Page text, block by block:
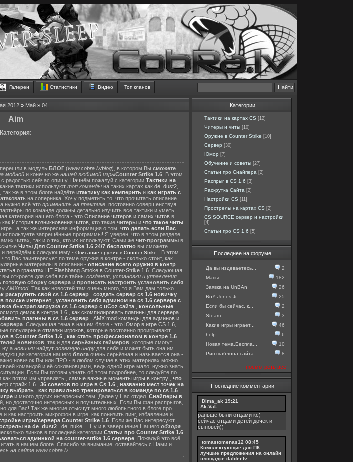
Галереи Статистики Видео Топ кланов
2012 » Май » 04
Aim
Категория:
перешли в модуль БЛОГ (www.cobra.lv/blog), в котором Вы сможете
модной и конечно же нашей любимой игрыCounter Strike 1.6! В этом
с радостью сейчас опишу. Начнём пожалуй с категории Тактики на
тактики используют топ командына таких картах как de_dust2,
, так же в этом блоге найдёте итактику как кемперитьи как играть с
на соперника. Хочу подметить то, что прочитать описание
нужно всё это применять на практике, постоянно совершенствуя
по команде должны детально изучить все тактики и уметь
категория нашего блога - это Описание читеров и самих читов в
как История возникновения читов , кто такие читеры и что такое читы
игре , а так же интересная информация о том, что делать если Вас
используете запрещённые программы! Я уверен, что в этом разделе
читах, так и о тех, кто их используют. Сами же чит-программыв
Читы Для Counter Strike 1.6 24/7 бесплатновы сможете
и перейдём к следующему - Описание оружия в Counter Strike ! В этом
Вас заинтересует по теме оружия в контре - сколько стоит, как
материалы в описании - описание всего оружия в контр
о гранатах HE Flashbang Smoke в Counter-Strike 1.6 . Следующая
вы откроете для себя все тайны создания, установки и управления
готовую сборку сервера и прописать настроить установить себя
AMXmod. Так как новостей там очень много, то я Вам дам только
раскрутить свой cs 1.6 сервер
создать сервер cs 1.6 новичку
поиске интернет
установить себя админом на cs 1.6 сервере с
быстрая загрузка cs 1.6 сервер с uCoz сайта, консольные
демок в контре 1.6 как скомпилировать плагины для сервера
плагины в cs 1.6 сервер, AMX mod команды для админови
. Следующая тема в нашем блоге - это Юмор в игре CS 1.6
популярные отмазки игроков , которые постоянно проигрывают,
в Counter Strike 1.6 как стать профессионалом в контре 1.6
новичков , так и для серьёзных геймеров , которые смогут
ну а новички найдут полезную инфу для себя и может быть она им
категория нашего блогаочень серьёзная и называется она -
новичок Вы или ПРО - в любом случае в этих материлах можно
командой и её соклановцами, ведь одной игре мало, нужно знать
Если Вы готовы узнать об этом подробнее, то следуйте по
как потом им управлять , самые важные моменты игры в контру, что
страйк 1.6 36 советов по игре в Cs 1.6
названия мест точек на
выбрать, как правильно тренироваться в команде по cs 1.6,
и много других интересных тем! Далее у Нас отдел Снайперы в
но достаточно интересных и поучительных. Если Вы фан распрыгов,
для Вас! Так же многие отысчут много любопытного в блогепро
и как настроить микрофон в игре, как понизить пинг, избавление и
игры/сервера Counter Strike 1.6 . Если же Вас интересуют
на de_dust2, de_nuke... Ну и в завершение Нашего обзора
линков в последней категории Статьи про Counter Strike 1.6
админкой на counter-strike 1.6 сервере. Пожалуй это всё
в нашем блоге. Спасибо за внимание, оставайтесь с Нами и
на сайте www.cobra.lv!
Категории
Тактики на картах CS [12]
Читеры и читы [10]
Оружие в Counter Strike [10]
Сервер [30]
Юмор [7]
Обучение и советы [27]
Статьи про Снайпера [2]
Распрыг в CS 1.6 [3]
Раскрутка Сайта [2]
Настройки CS [11]
Прострелы на картах CS [2]
CS:SOURCE сервер и настройки
[4]
Статьи про CS 1.6 [5]
Последнее на форуме
Да вы издеваетесь...
2
Мапы
182
Заявка на UnBAn
26
RoY Jones Jr.
25
Если бы сейчас, к...
2
Steam
3
Какие игры играет...
46
help
6
Новая тема.Беспла...
10
Рип шаблона сайта...
8
посмотреть все
Последние комментарии
Dima_ak 19:21
Ak-VaL
раньше были отцами кс)
сейчас отцами детей дочек и
сыновей))
tomastomenas12 08:45
Комплектующие для ПК –
лучшие предложения на онлайн
площадке dalder.lv